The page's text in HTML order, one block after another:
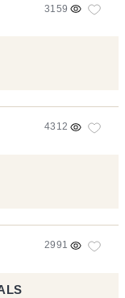
3159
4312
2991